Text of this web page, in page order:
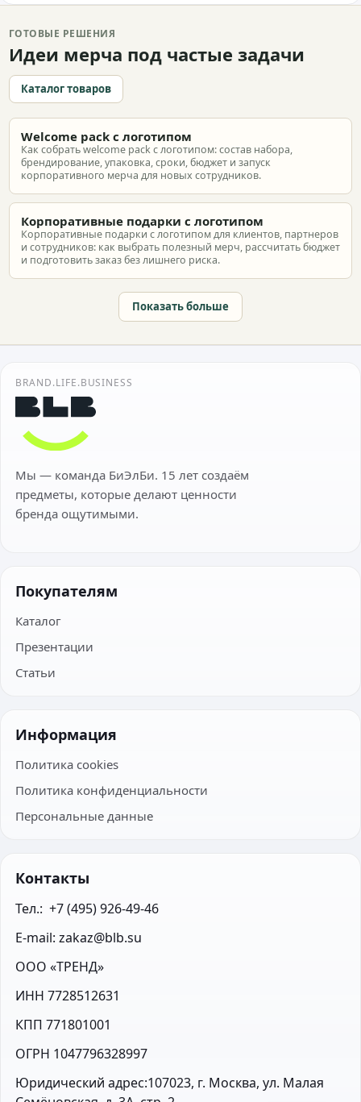
ГОТОВЫЕ РЕШЕНИЯ
Идеи мерча под частые задачи
Каталог товаров
Welcome pack с логотипом
Как собрать welcome pack с логотипом: состав набора,
брендирование, упаковка, сроки, бюджет и запуск
корпоративного мерча для новых сотрудников.
Корпоративные подарки с логотипом
Корпоративные подарки с логотипом для клиентов, партнеров
и сотрудников: как выбрать полезный мерч, рассчитать бюджет
и подготовить заказ без лишнего риска.
Показать больше
BRAND.LIFE.BUSINESS
Мы — команда БиЭлБи. 15 лет создаём
предметы, которые делают ценности
бренда ощутимыми.
Покупателям
Каталог
Презентации
Статьи
Информация
Политика cookies
Политика конфиденциальности
Персональные данные
Контакты
Тел.:  +7 (495) 926-49-46
E-mail: zakaz@blb.su
ООО «ТРЕНД»
ИНН 7728512631
КПП 771801001
ОГРН 1047796328997
Юридический адрес:107023, г. Москва, ул. Малая